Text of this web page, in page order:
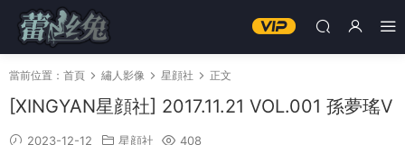
當前位置： 首頁 繡人影像 星顔社 正文
[XINGYAN星顔社] 2017.11.21 VOL.001 孫夢瑤V
2023-12-12 星顔社 408